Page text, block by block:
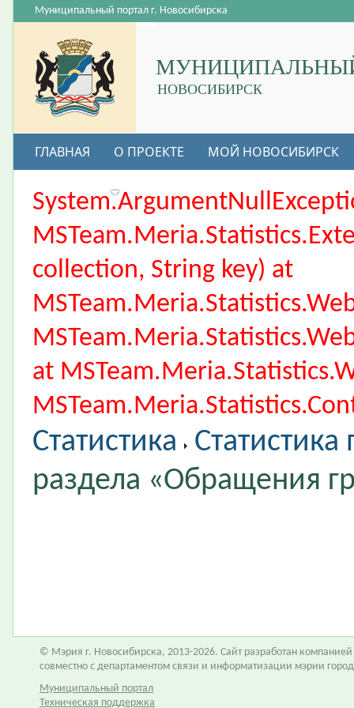
НОВОСИБИРСК
Муниципальный портал г. Новосибирска
ГЛАВНАЯ О ПРОЕКТЕ МОЙ НОВОСИБИРСК
ВАКАНСИИ
collection, String key) at
at
Статистика
раздела «Обращения
© Мэрия г. Новосибирска, 2013-2026. Сайт разработан компанией
совместно с департаментом связи и информатизации мэрии
Муниципальный портал
Техническая поддержка